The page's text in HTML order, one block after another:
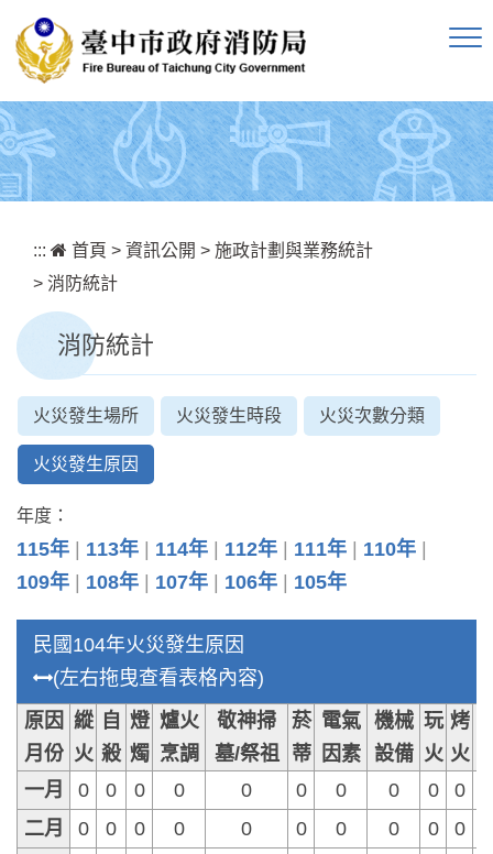
::: 首頁 > 資訊公開 > 施政計劃與業務統計
> 消防統計
消防統計
火災發生場所 火災發生時段 火災次數分類
火災發生原因
年度：
115年 113年 114年 112年 111年
110年
109年
108年 107年 106年 105年
民國104年火災發生原因
(左右拖曳查看表格內容)
原因
月份
縱
火
自
殺
燈
燭
爐火
烹調
敬神掃
墓/祭祖
菸
蒂
電氣
因素
機械
設備
玩
火
烤
火
一月
0 0 0 0 0 0 0 0 0
0
二月
0 0 0 0 0 0 0 0 0
0